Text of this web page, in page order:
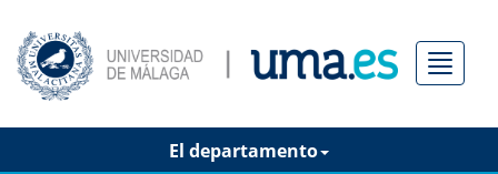
Menú
El departamento